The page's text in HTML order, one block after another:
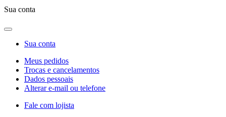
Sua conta
Sua conta
Meus pedidos
Trocas e cancelamentos
Dados pessoais
Alterar e-mail ou telefone
Fale com lojista